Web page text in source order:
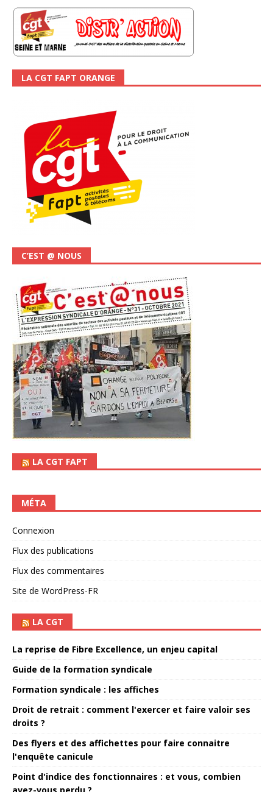
LA CGT FAPT ORANGE
C’EST @ NOUS
LA CGT FAPT
MÉTA
Connexion
Flux des publications
Flux des commentaires
Site de WordPress-FR
LA CGT
La reprise de Fibre Excellence, un enjeu capital
Guide de la formation syndicale
Formation syndicale : les affiches
Droit de retrait : comment l'exercer et faire valoir ses
droits ?
Des flyers et des affichettes pour faire connaitre
l'enquête canicule
Point d'indice des fonctionnaires : et vous, combien